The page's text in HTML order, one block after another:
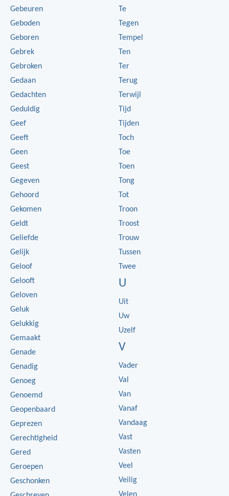
Gebeuren
Geboden
Geboren
Gebrek
Gebroken
Gedaan
Gedachten
Geduldig
Geef
Geeft
Geen
Geest
Gegeven
Gehoord
Gekomen
Geldt
Geliefde
Gelijk
Geloof
Gelooft
Geloven
Geluk
Gelukkig
Gemaakt
Genade
Genadig
Genoeg
Genoemd
Geopenbaard
Geprezen
Gerechtigheid
Gered
Geroepen
Geschonken
Te
Tegen
Tempel
Ten
Ter
Terug
Terwijl
Tijd
Tijden
Toch
Toe
Toen
Tong
Tot
Troon
Troost
Trouw
Tussen
Twee
U
Uit
Uw
Uzelf
V
Vader
Val
Van
Vanaf
Vandaag
Vast
Vasten
Veel
Veilig